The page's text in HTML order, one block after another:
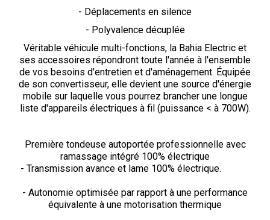
- Déplacements en silence
- Polyvalence décuplée
Véritable véhicule multi-fonctions, la Bahia Electric et
ses accessoires répondront toute l'année à l'ensemble
de vos besoins d'entretien et d'aménagement. Équipée
de son convertisseur, elle devient une source d'énergie
mobile sur laquelle vous pourrez brancher une longue
liste d'appareils électriques à fil (puissance < à 700W).
Première tondeuse autoportée professionnelle avec
ramassage intégré 100% électrique
- Transmission avance et lame 100% électrique.
- Autonomie optimisée par rapport à une performance
équivalente à une motorisation thermique